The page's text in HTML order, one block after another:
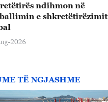
ndihmon në
e shkretëtirëzimit
2026
TË NGJASHME